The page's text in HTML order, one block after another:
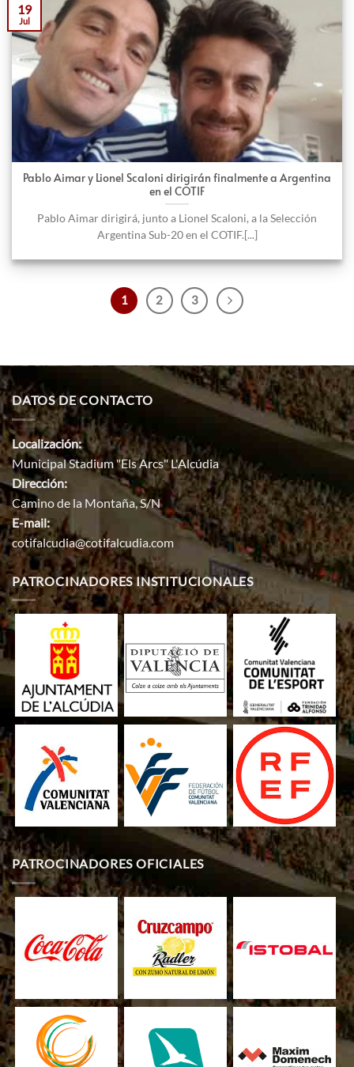
Pablo Aimar y Lionel Scaloni dirigirán finalmente a Argentina
en el COTIF
Pablo Aimar dirigirá, junto a Lionel Scaloni, a la Selección
Argentina Sub-20 en el COTIF.[...]
19
Jul
1 2 3
DATOS DE CONTACTO
Localización:
Municipal Stadium "Els Arcs" L'Alcúdia
Dirección:
Camino de la Montaña, S/N
E-mail:
cotifalcudia@cotifalcudia.com
PATROCINADORES INSTITUCIONALES
PATROCINADORES OFICIALES